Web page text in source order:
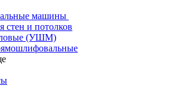
машины
стен и потолков
(УШМ)